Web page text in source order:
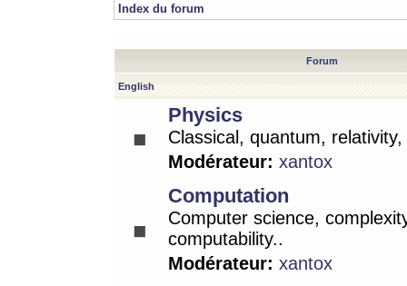
Index du forum
Forum
English
Physics
Classical, quantum,
Modérateur: xantox
Computation
Computer science,
computability..
Modérateur: xantox